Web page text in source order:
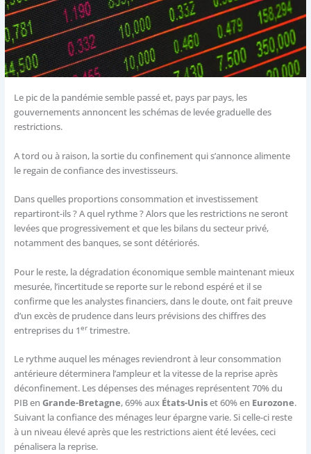
Le pic de la pandémie semble passé et, pays par pays, les
gouvernements annoncent les schémas de levée graduelle des
restrictions.
A tord ou à raison, la sortie du confinement qui s’annonce alimente
le regain de confiance des investisseurs.
Dans quelles proportions consommation et investissement
repartiront-ils ? A quel rythme ? Alors que les restrictions ne seront
levées que progressivement et que les bilans du secteur privé,
notamment des banques, se sont détériorés.
Pour le reste, la dégradation économique semble maintenant mieux
mesurée, l’incertitude se reporte sur le rebond espéré et il se
confirme que les analystes financiers, dans le doute, ont fait preuve
d’un excès de prudence dans leurs prévisions des chiffres des
entreprises du 1ertrimestre.
Le rythme auquel les ménages reviendront à leur consommation
antérieure déterminera l’ampleur et la vitesse de la reprise après
déconfinement. Les dépenses des ménages représentent 70% du
PIB en Grande-Bretagne, 69% aux États-Uniset 60% en Eurozone.
Suivant la confiance des ménages leur épargne varie. Si celle-ci reste
à un niveau élevé après que les restrictions aient été levées, ceci
pénalisera la reprise.